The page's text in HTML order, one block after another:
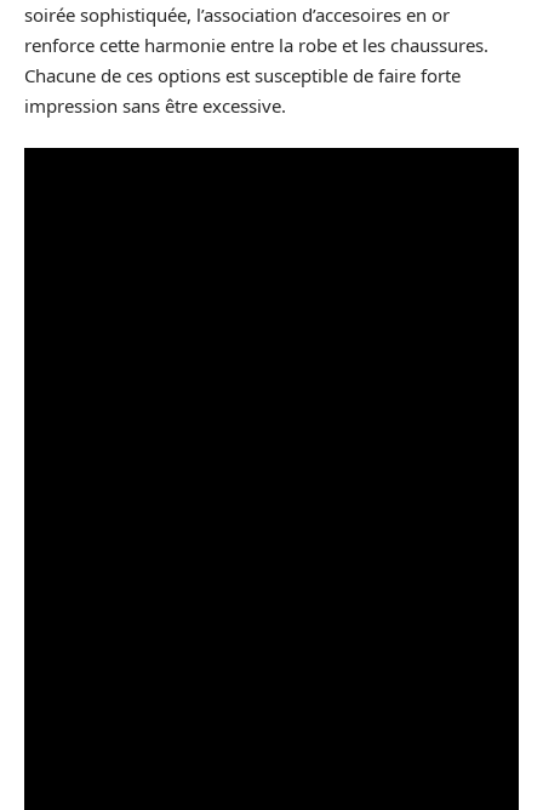
soirée sophistiquée, l’association d’accesoires en or
renforce cette harmonie entre la robe et les chaussures.
Chacune de ces options est susceptible de faire forte
impression sans être excessive.